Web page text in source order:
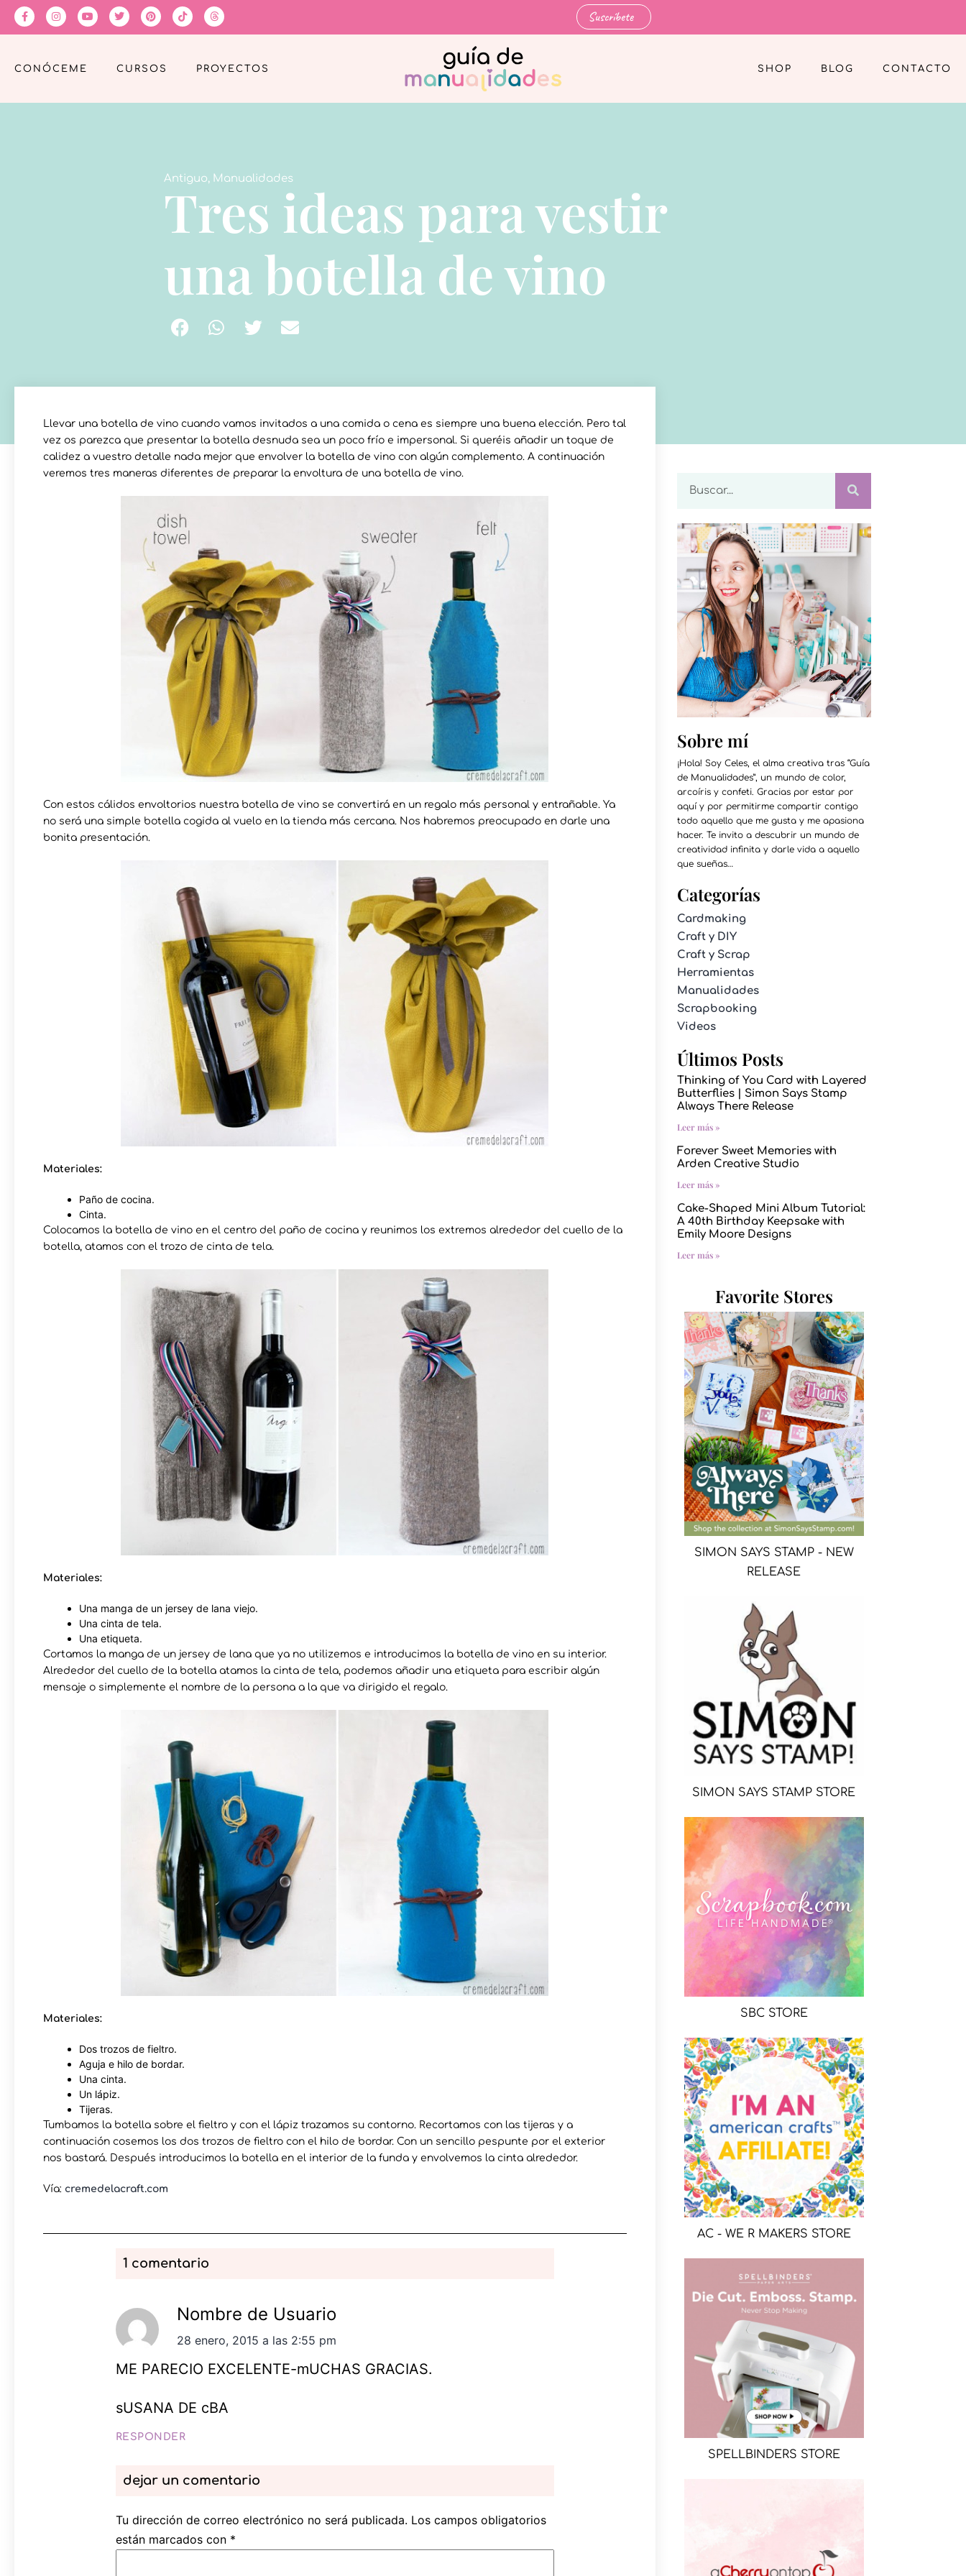
Suscríbete
CONÓCEME CURSOS PROYECTOS SHOP BLOG CONTACTO
Antiguo, Manualidades
Tres ideas para vestir
una botella de vino
Llevar una botella de vino cuando vamos invitados a una comida o cena es siempre una buena elección. Pero tal
vez os parezca que presentar la botella desnuda sea un poco frío e impersonal. Si queréis añadir un toque de
calidez a vuestro detalle nada mejor que envolver la botella de vino con algún complemento. A continuación
veremos tres maneras diferentes de preparar la envoltura de una botella de vino.
Con estos cálidos envoltorios nuestra botella de vino se convertirá en un regalo más personal y entrañable. Ya
no será una simple botella cogida al vuelo en la tienda más cercana. Nos habremos preocupado en darle una
bonita presentación.
Materiales:
Paño de cocina.
Cinta.
Colocamos la botella de vino en el centro del paño de cocina y reunimos los extremos alrededor del cuello de la
botella, atamos con el trozo de cinta de tela.
Materiales:
Una manga de un jersey de lana viejo.
Una cinta de tela.
Una etiqueta.
Cortamos la manga de un jersey de lana que ya no utilizemos e introducimos la botella de vino en su interior.
Alrededor del cuello de la botella atamos la cinta de tela, podemos añadir una etiqueta para escribir algún
mensaje o simplemente el nombre de la persona a la que va dirigido el regalo.
Materiales:
Dos trozos de fieltro.
Aguja e hilo de bordar.
Una cinta.
Un lápiz.
Tijeras.
Tumbamos la botella sobre el fieltro y con el lápiz trazamos su contorno. Recortamos con las tijeras y a
continuación cosemos los dos trozos de fieltro con el hilo de bordar. Con un sencillo pespunte por el exterior
nos bastará. Después introducimos la botella en el interior de la funda y envolvemos la cinta alrededor.
Vía: cremedelacraft.com
1 comentario
Nombre de Usuario
28 enero, 2015 a las 2:55 pm
ME PARECIO EXCELENTE-mUCHAS GRACIAS.
sUSANA DE cBA
RESPONDER
dejar un comentario
Tu dirección de correo electrónico no será publicada. Los campos obligatorios
están marcados con *
Sobre mí
¡Hola! Soy Celes, el alma creativa tras “Guía
de Manualidades”, un mundo de color,
arcoíris y confeti. Gracias por estar por
aquí y por permitirme compartir contigo
todo aquello que me gusta y me apasiona
hacer. Te invito a descubrir un mundo de
creatividad infinita y darle vida a aquello
que sueñas…
Categorías
Cardmaking
Craft y DIY
Craft y Scrap
Herramientas
Manualidades
Scrapbooking
Videos
Últimos Posts
Thinking of You Card with Layered
Butterflies | Simon Says Stamp
Always There Release
Leer más »
Forever Sweet Memories with
Arden Creative Studio
Leer más »
Cake-Shaped Mini Album Tutorial:
A 40th Birthday Keepsake with
Emily Moore Designs
Leer más »
Favorite Stores
SIMON SAYS STAMP - NEW
RELEASE
SIMON SAYS STAMP STORE
SBC STORE
AC - WE R MAKERS STORE
SPELLBINDERS STORE